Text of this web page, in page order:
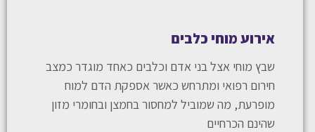
אירוע מוחי כלבים
שבץ מוחי אצל בני אדם וכלבים כאחד מוגדר כמצב
חירום רפואי ומתרחש כאשר אספקת הדם למוח
מופרעת, מה שמוביל למחסור בחמצן ובחומרי מזון
שהינם הכרחיים